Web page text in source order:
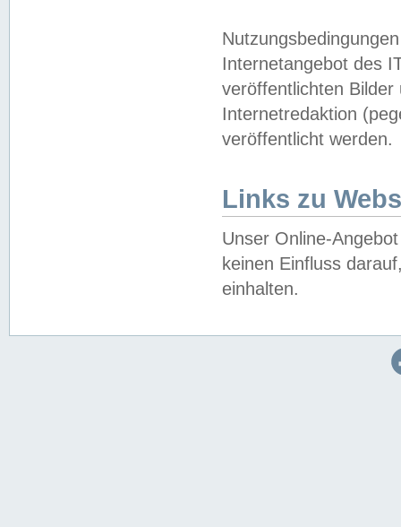
Internetangebot des
veröffentlichten
Internetredaktion
veröffentlicht werden.
Links zu
Unser Online-
keinen Einfluss
einhalten.